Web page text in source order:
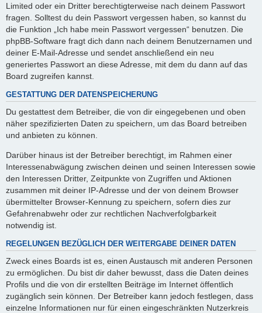
Limited oder ein Dritter berechtigterweise nach deinem Passwort
fragen. Solltest du dein Passwort vergessen haben, so kannst du
die Funktion „Ich habe mein Passwort vergessen“ benutzen. Die
phpBB-Software fragt dich dann nach deinem Benutzernamen und
deiner E-Mail-Adresse und sendet anschließend ein neu
generiertes Passwort an diese Adresse, mit dem du dann auf das
Board zugreifen kannst.
GESTATTUNG DER DATENSPEICHERUNG
Du gestattest dem Betreiber, die von dir eingegebenen und oben
näher spezifizierten Daten zu speichern, um das Board betreiben
und anbieten zu können.
Darüber hinaus ist der Betreiber berechtigt, im Rahmen einer
Interessenabwägung zwischen deinen und seinen Interessen sowie
den Interessen Dritter, Zeitpunkte von Zugriffen und Aktionen
zusammen mit deiner IP-Adresse und der von deinem Browser
übermittelter Browser-Kennung zu speichern, sofern dies zur
Gefahrenabwehr oder zur rechtlichen Nachverfolgbarkeit
notwendig ist.
REGELUNGEN BEZÜGLICH DER WEITERGABE DEINER DATEN
Zweck eines Boards ist es, einen Austausch mit anderen Personen
zu ermöglichen. Du bist dir daher bewusst, dass die Daten deines
Profils und die von dir erstellten Beiträge im Internet öffentlich
zugänglich sein können. Der Betreiber kann jedoch festlegen, dass
einzelne Informationen nur für einen eingeschränkten Nutzerkreis